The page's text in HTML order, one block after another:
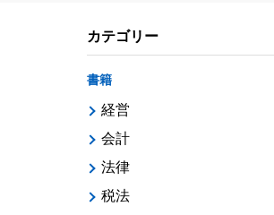
カテゴリー
書籍
経営
会計
法律
税法